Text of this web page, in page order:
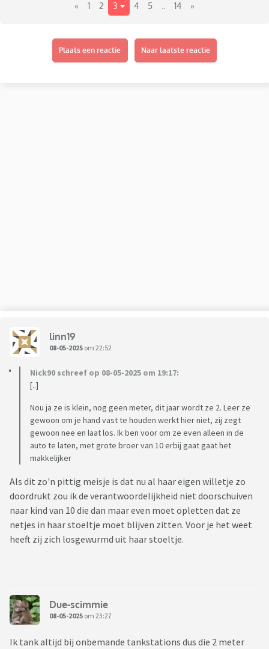
« 1 2 3 4 5 14 »
Plaats een reactie Naar laatste reactie
linn19
08-05-2025 om 22:52
Nick90 schreef op 08-05-2025 om 19:17:
[..]
Nou ja ze is klein, nog geen meter, dit jaar wordt ze 2. Leer ze
gewoon om je hand vast te houden werkt hier niet, zij zegt
gewoon nee en laat los. Ik ben voor om ze even alleen in de
auto te laten, met grote broer van 10 erbij gaat gaat het
makkelijker
Als dit zo'n pittig meisje is dat nu al haar eigen willetje zo
doordrukt zou ik de verantwoordelijkheid niet doorschuiven
naar kind van 10 die dan maar even moet opletten dat ze
netjes in haar stoeltje moet blijven zitten. Voor je het weet
heeft zij zich losgewurmd uit haar stoeltje.
Due-scimmie
08-05-2025 om 23:27
Ik tank altijd bij onbemande tankstations dus die 2 meter